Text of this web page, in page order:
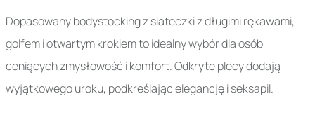
Dopasowany bodystocking z siateczki z długimi rękawami,
golfem i otwartym krokiem to idealny wybór dla osób
ceniących zmysłowość i komfort. Odkryte plecy dodają
wyjątkowego uroku, podkreślając elegancję i seksapil.